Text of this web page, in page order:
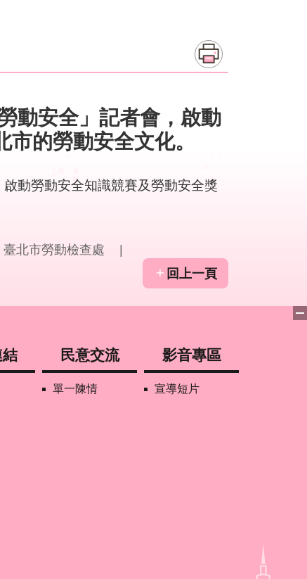
動安全」記者會，啟動
的勞動安全文化。
動勞動安全知識競賽及勞動安全獎
臺北市勞動檢查處
回上一頁
民意交流
單一陳情
影音專區
宣導短片